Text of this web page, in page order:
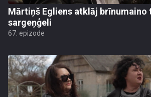
Mārtiņš Egliens atklāj brīnumaino
sargeņģeli
67. epizode